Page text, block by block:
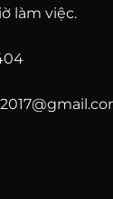
làm việc.